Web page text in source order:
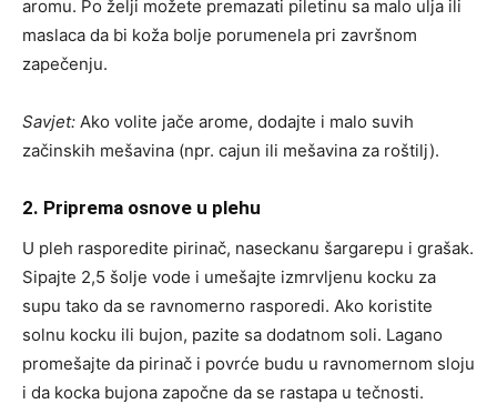
aromu. Po želji možete premazati piletinu sa malo ulja ili
maslaca da bi koža bolje porumenela pri završnom
zapečenju.
Savjet: Ako volite jače arome, dodajte i malo suvih
začinskih mešavina (npr. cajun ili mešavina za roštilj).
2. Priprema osnove u plehu
U pleh rasporedite pirinač, naseckanu šargarepu i grašak.
Sipajte 2,5 šolje vode i umešajte izmrvljenu kocku za
supu tako da se ravnomerno rasporedi. Ako koristite
solnu kocku ili bujon, pazite sa dodatnom soli. Lagano
promešajte da pirinač i povrće budu u ravnomernom sloju
i da kocka bujona započne da se rastapa u tečnosti.